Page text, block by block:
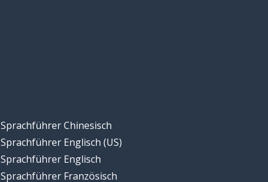
Sprachführer Chinesisch
Sprachführer Englisch (US)
Sprachführer Englisch
Sprachführer Französisch